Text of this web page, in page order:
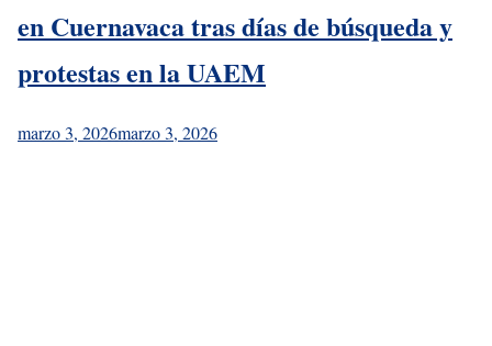
en Cuernavaca tras días de búsqueda y
protestas en la UAEM
marzo 3, 2026marzo 3, 2026